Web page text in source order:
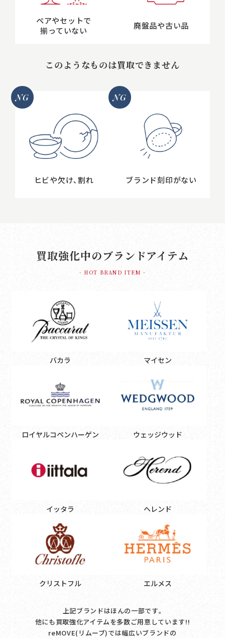
ペアやセットで
揃っていない
廃盤品や古い品
このようなものは買取できません
NG
ヒビや欠け､割れ
NG
ブランド刻印がない
買取強化中のブランドアイテム
- HOT BRAND ITEM -
バカラ マイセン
ロイヤルコペンハーゲン ウェッジウッド
イッタラ ヘレンド
クリストフル エルメス
上記ブランドはほんの一部です｡
他にも買取強化アイテムを多数ご用意しています!!
reMOVE(リムーブ)では幅広いブランドの